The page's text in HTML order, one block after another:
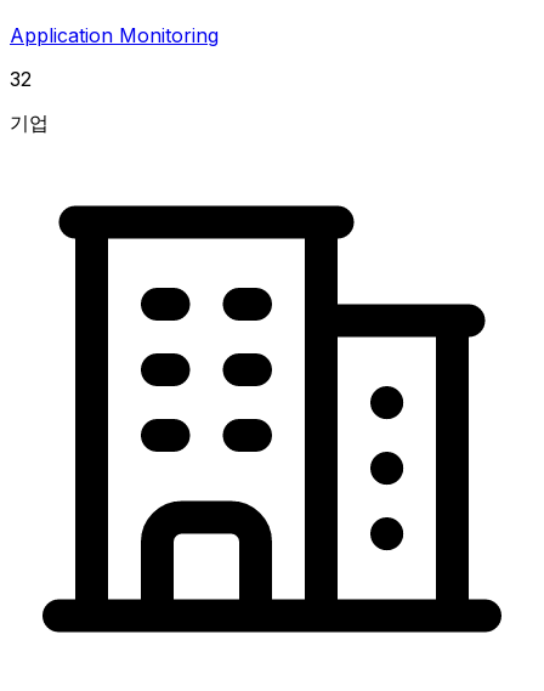
Application Monitoring
32
기업